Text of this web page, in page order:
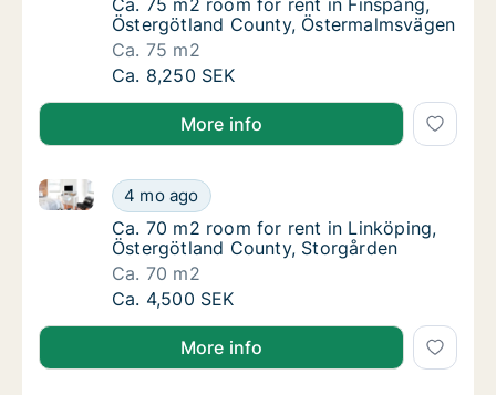
Ca. 75 m2 room for rent in Finspång,
Ca. 75 m2 room for rent in Finspång,
Östergötland County, Östermalmsvägen
Ca. 75 m2
Ca. 75 m2 room for rent in Finspång,
Ca. 8,250 SEK
More info
Ca. 70 m2 room for rent in Linköping,
4 mo ago
Ca. 70 m2 room for rent in Linköping, Östergötland
Ca. 70 m2 room for rent in Linköping,
Ca. 70 m2 room for rent in Linköping,
Östergötland County, Storgården
Ca. 70 m2
Ca. 70 m2 room for rent in Linköping,
Ca. 4,500 SEK
More info